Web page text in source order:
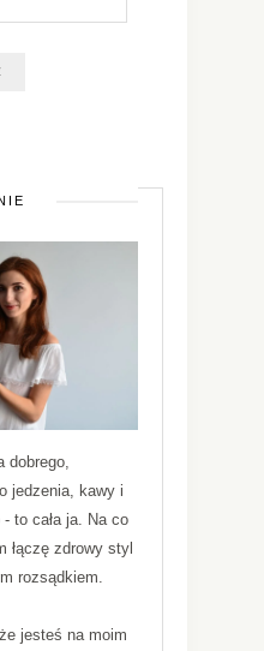
dobrego,
jedzenia, kawy i
- to cała ja. Na co
łączę zdrowy styl
rozsądkiem.
jesteś na moim